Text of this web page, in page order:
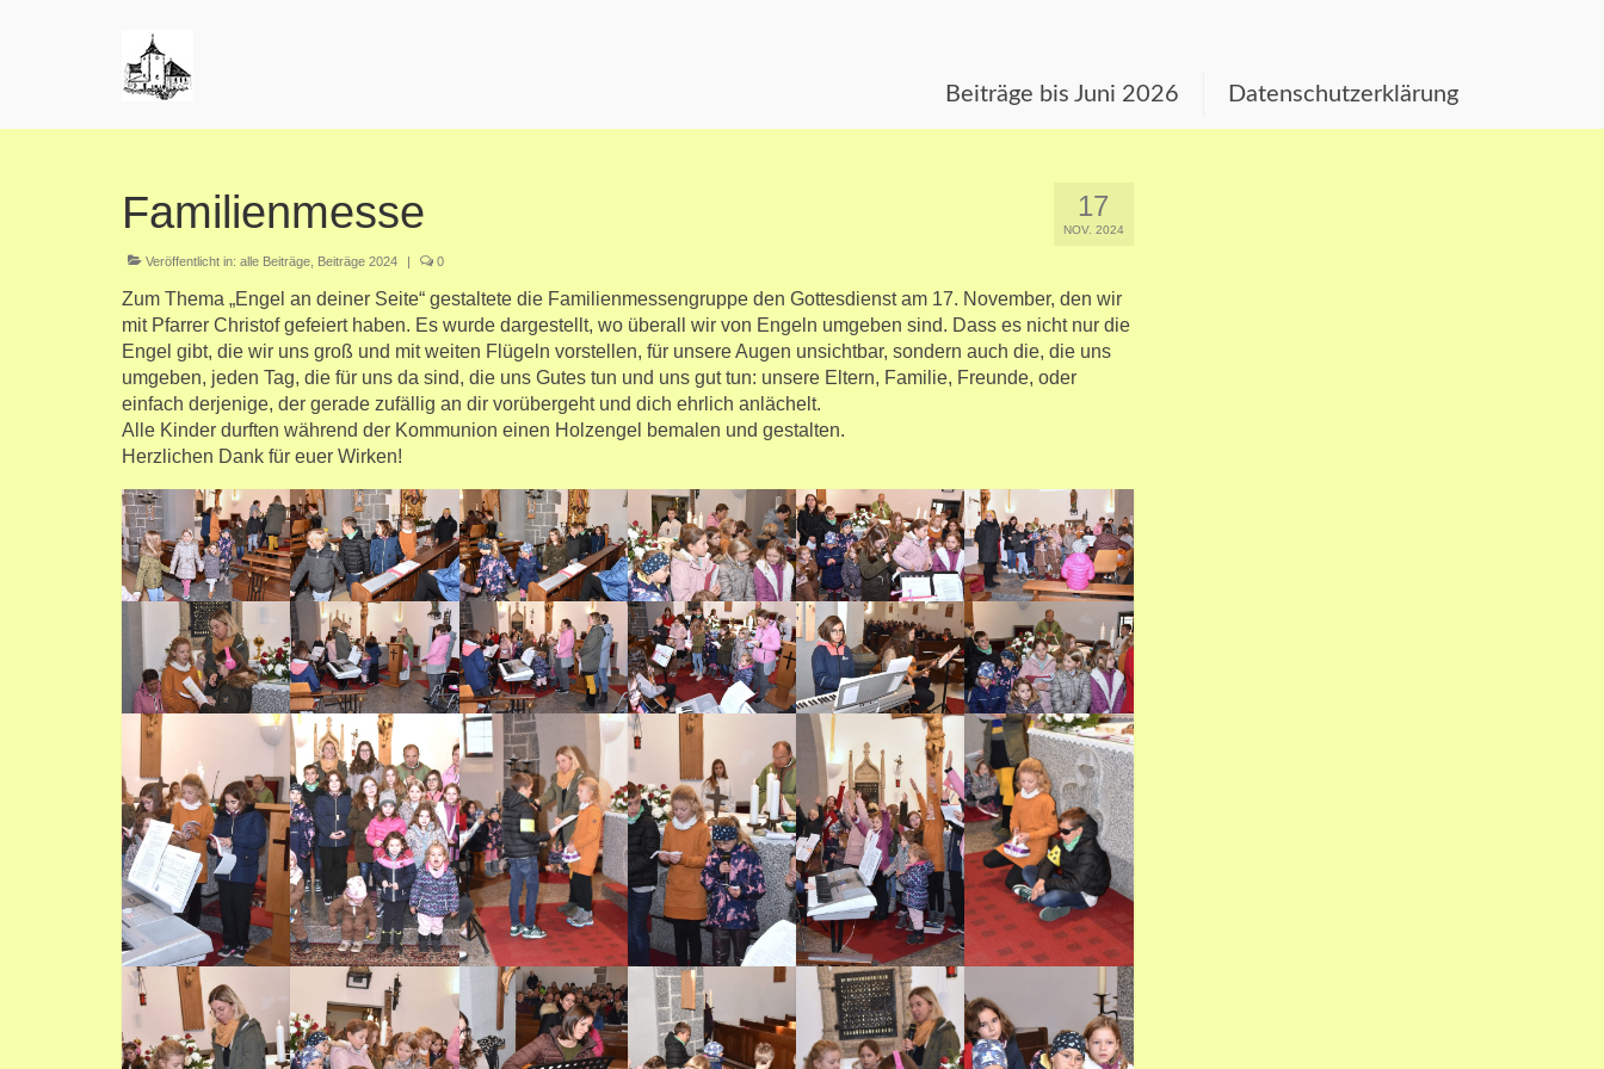
Beiträge bis Juni 2026 Datenschutzerklärung
17
NOV. 2024
Familienmesse
Veröffentlicht in: alle Beiträge Beiträge 2024 | 0
Zum Thema „Engel an deiner Seite“ gestaltete die Familienmessengruppe den Gottesdienst am 17. November, den wir
mit Pfarrer Christof gefeiert haben. Es wurde dargestellt, wo überall wir von Engeln umgeben sind. Dass es nicht nur die
Engel gibt, die wir uns groß und mit weiten Flügeln vorstellen, für unsere Augen unsichtbar, sondern auch die, die uns
umgeben, jeden Tag, die für uns da sind, die uns Gutes tun und uns gut tun: unsere Eltern, Familie, Freunde, oder
einfach derjenige, der gerade zufällig an dir vorübergeht und dich ehrlich anlächelt.
Alle Kinder durften während der Kommunion einen Holzengel bemalen und gestalten.
Herzlichen Dank für euer Wirken!